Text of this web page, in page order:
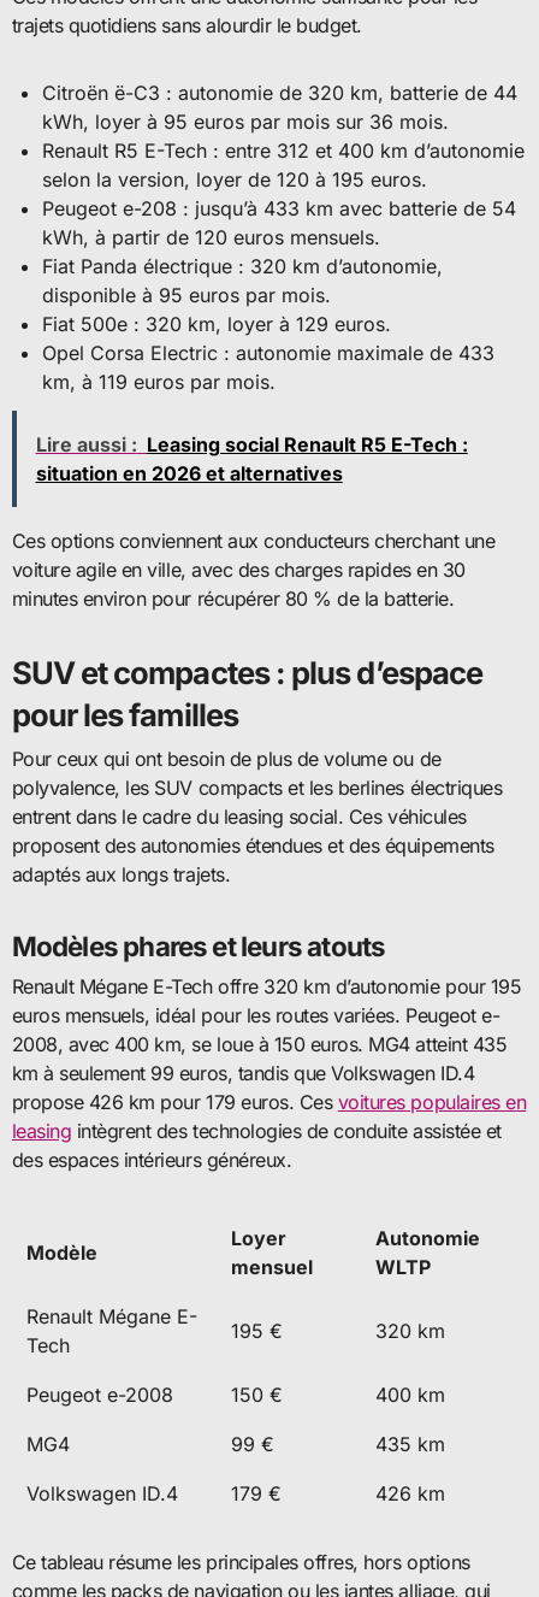
trajets quotidiens sans alourdir le budget.
Citroën ë-C3 : autonomie de 320 km, batterie de 44
kWh, loyer à 95 euros par mois sur 36 mois.
Renault R5 E-Tech : entre 312 et 400 km d’autonomie
selon la version, loyer de 120 à 195 euros.
Peugeot e-208 : jusqu’à 433 km avec batterie de 54
kWh, à partir de 120 euros mensuels.
Fiat Panda électrique : 320 km d’autonomie,
disponible à 95 euros par mois.
Fiat 500e : 320 km, loyer à 129 euros.
Opel Corsa Electric : autonomie maximale de 433
km, à 119 euros par mois.
Lire aussi : Leasing social Renault R5 E-Tech :
situation en 2026 et alternatives
Ces options conviennent aux conducteurs cherchant une
voiture agile en ville, avec des charges rapides en 30
minutes environ pour récupérer 80 % de la batterie.
SUV et compactes : plus d’espace
pour les familles
Pour ceux qui ont besoin de plus de volume ou de
polyvalence, les SUV compacts et les berlines électriques
entrent dans le cadre du leasing social. Ces véhicules
proposent des autonomies étendues et des équipements
adaptés aux longs trajets.
Modèles phares et leurs atouts
Renault Mégane E-Tech offre 320 km d’autonomie pour 195
euros mensuels, idéal pour les routes variées. Peugeot e-
2008, avec 400 km, se loue à 150 euros. MG4 atteint 435
km à seulement 99 euros, tandis que Volkswagen ID.4
propose 426 km pour 179 euros. Ces voitures populaires en
leasing intègrent des technologies de conduite assistée et
des espaces intérieurs généreux.
Modèle
Loyer
mensuel
Autonomie
WLTP
Renault Mégane E-
Tech
195 € 320 km
Peugeot e-2008 150 € 400 km
MG4 99 € 435 km
Volkswagen ID.4 179 € 426 km
Ce tableau résume les principales offres, hors options
comme les packs de navigation ou les jantes alliage, qui